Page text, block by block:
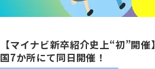
【マイナビ新卒紹介史上“初”開催】
国7か所にて同日開催！